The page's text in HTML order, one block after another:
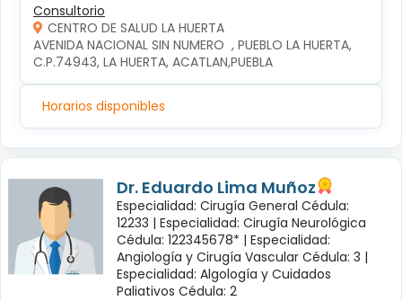
Consultorio
CENTRO DE SALUD LA HUERTA
AVENIDA NACIONAL SIN NUMERO  , PUEBLO LA HUERTA,
C.P.74943, LA HUERTA, ACATLAN,PUEBLA
Horarios disponibles
Dr. Eduardo Lima Muñoz
Especialidad: Cirugía General Cédula:
12233 | Especialidad: Cirugía Neurológica
Cédula: 122345678* | Especialidad:
Angiología y Cirugía Vascular Cédula: 3 |
Especialidad: Algología y Cuidados
Paliativos Cédula: 2